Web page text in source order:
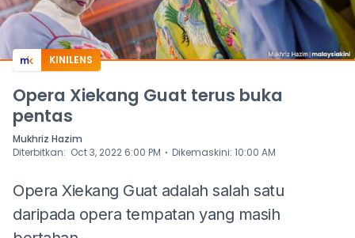
KINILENS
Opera Xiekang Guat terus buka
pentas
Mukhriz Hazim
Diterbitkan: Oct 3, 2022 6:00 PM ⋅ Dikemaskini: 10:00 AM
Opera Xiekang Guat adalah salah satu
daripada opera tempatan yang masih